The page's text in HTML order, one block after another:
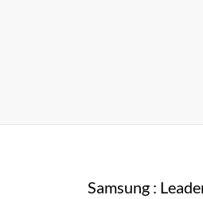
Samsung :